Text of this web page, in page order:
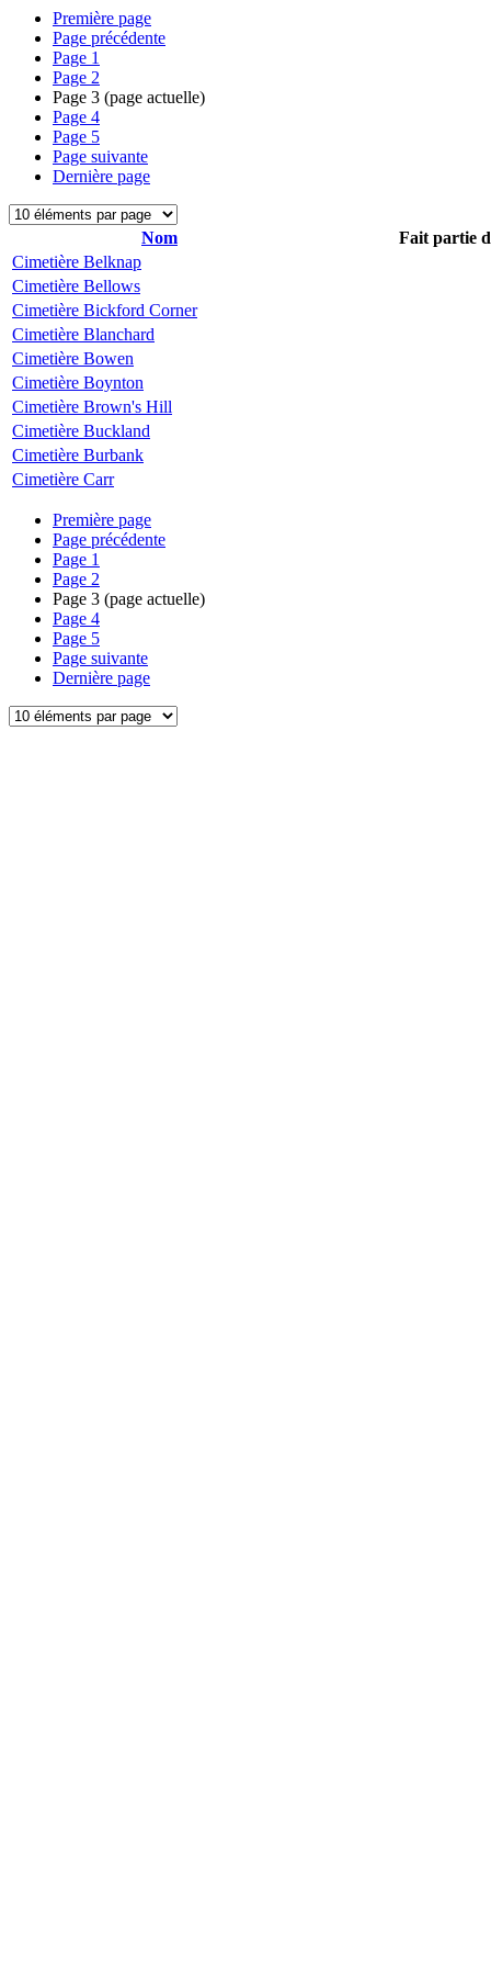
Première page
Page précédente
Page 1
Page 2
Page 3 (page actuelle)
Page 4
Page 5
Page suivante
Dernière page
Nom
Fait partie
Cimetière Belknap
Cimetière Bellows
Cimetière Bickford Corner
Cimetière Blanchard
Cimetière Bowen
Cimetière Boynton
Cimetière Brown's Hill
Cimetière Buckland
Cimetière Burbank
Cimetière Carr
Première page
Page précédente
Page 1
Page 2
Page 3 (page actuelle)
Page 4
Page 5
Page suivante
Dernière page